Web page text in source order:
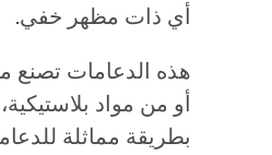
أي ذات مظهر خفي.
هذه الدعامات تصنع
أو من مواد
بطريقة مماثلة